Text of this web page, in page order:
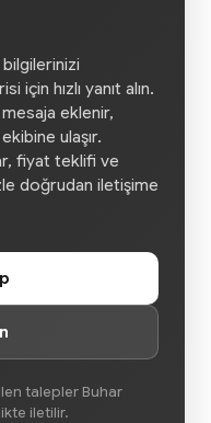
için hızlı yanıt alın.
eklenir,
ulaşır.
fiyat teklifi ve
doğrudan iletişime
talepler Buhar
iletilir.